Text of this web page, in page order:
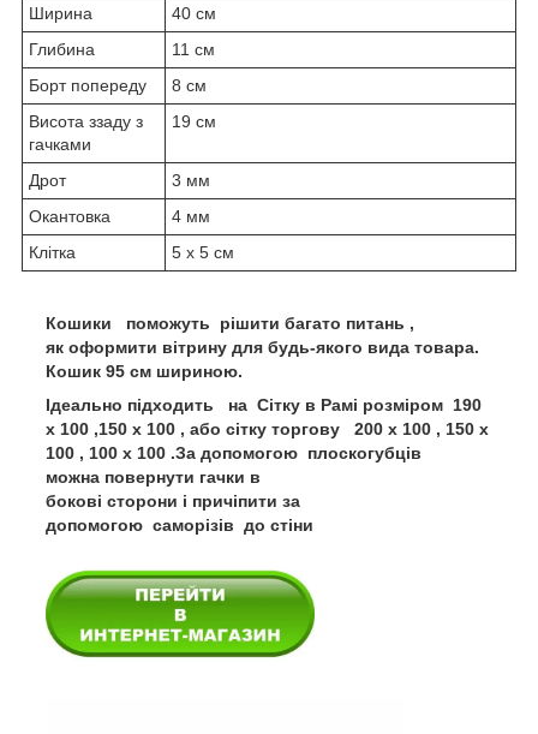
Ширина
40 см
Глибина
11 см
Борт попереду
8 см
Висота ззаду з
гачками
19 см
Дрот
3 мм
Окантовка
4 мм
Клітка
5 х 5 см
Кошики поможуть рішити багато питань ,
як оформити вітрину для будь-якого вида товара.
Кошик 95 см шириною.
Ідеально підходить на Сітку в Рамі розміром 190
х 100 ,150 х 100 , або сітку торгову 200 х 100 , 150 х
100 , 100 х 100 .За допомогою плоскогубців
можна повернути гачки в
бокові сторони і причіпити за
допомогою саморізів до стіни